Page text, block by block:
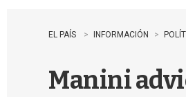
EL PAÍS INFORMACIÓN
Manini